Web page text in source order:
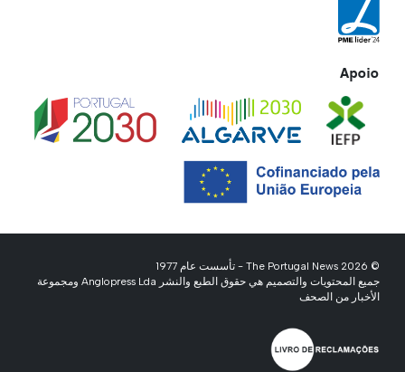
Apoio
© 2026 The Portugal News - تأسست عام 1977
جميع المحتويات والتصميم هي حقوق الطبع والنشر Anglopress Lda ومجموعة
الأخبار من الصحف